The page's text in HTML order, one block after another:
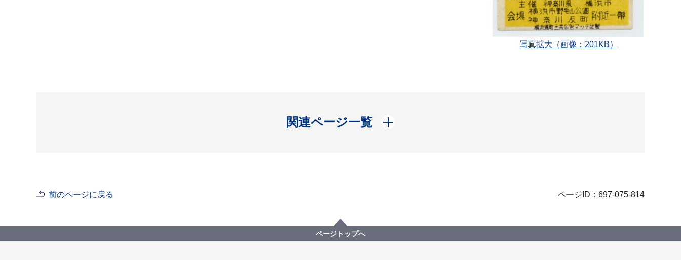
写真拡大 （画像：201KB）
関連ページ一覧
開く
前のページに戻る ページID：697-075-814
ページトップへ